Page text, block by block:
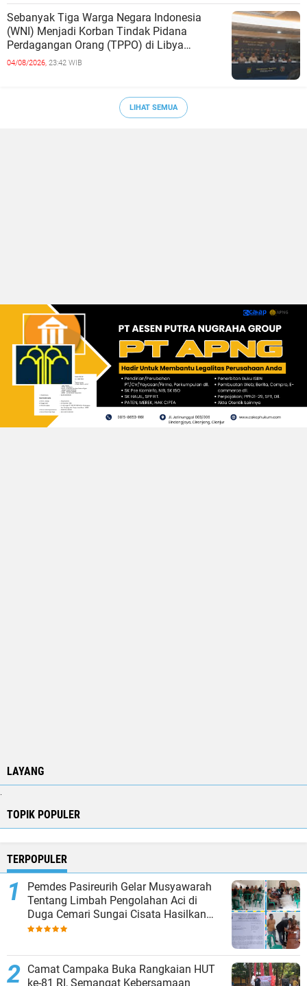
Sebanyak Tiga Warga Negara Indonesia
(WNI) Menjadi Korban Tindak Pidana
Perdagangan Orang (TPPO) di Libya
Berhasil Dipulangkan Ke - Indonesia. Mereka
04/08/2026, 23:42 WIB
LIHAT SEMUA
LAYANG
.
TOPIK POPULER
TERPOPULER
Pemdes Pasireurih Gelar Musyawarah
Tentang Limbah Pengolahan Aci di
Duga Cemari Sungai Cisata Hasilkan
Kesepakatan Tutup Sementara
Camat Campaka Buka Rangkaian HUT
ke-81 RI, Semangat Kebersamaan